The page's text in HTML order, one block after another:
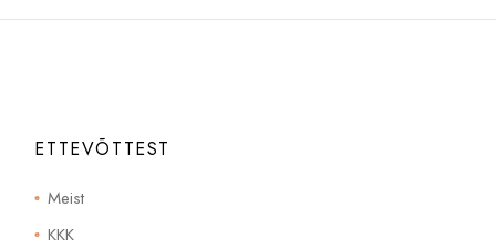
ETTEVÕTTEST
Meist
KKK